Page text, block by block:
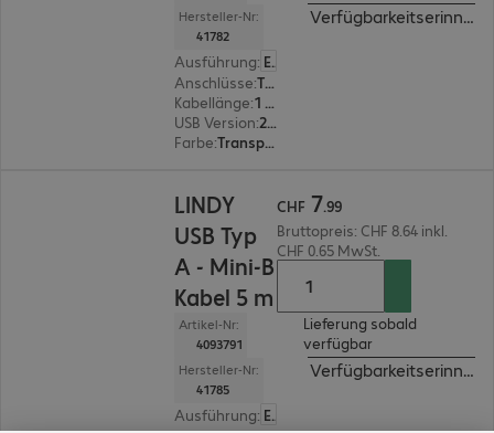
Hersteller-Nr:
41782
Ausführung:
Europäisch
Anschlüsse: Typ A | Typ Mini-B
Kabellänge:
1 m
USB Version: 2.0
Farbe: Transparent
LINDY
USB Typ
A - Mini-B
Kabel 5 m
Artikel-Nr:
4093791
Hersteller-Nr:
41785
Ausführung:
Europäisch
CHF 7.99
Bruttopreis: CHF 8.64 inkl.
CHF 0.65 MwSt.
Lieferung sobald
verfügbar